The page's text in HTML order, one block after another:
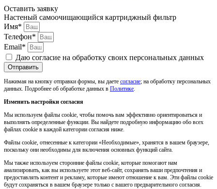
Оставить заявку
Настеный самоочищающийся картриджный фильтр
Имя*
Телефон*
Email*
Даю согласие на обработку своих персональных данных
Отправить
Нажимая на кнопку отправки формы, вы даете согласие; на обработку персональных
данных. Подробнее об обработке данных в Политике.
Изменить настройки согласия
Мы используем файлы cookie, чтобы помочь вам эффективно ориентироваться и
выполнять определенные функции. Вы найдете подробную информацию обо всех
файлах cookie в каждой категории согласия ниже.
Файлы cookie, отнесенные к категории «Необходимые», хранятся в вашем браузере,
поскольку они необходимы для включения основных функций сайта.
Мы также используем сторонние файлы cookie, которые помогают нам
анализировать, как вы используете этот веб-сайт, сохранять ваши предпочтения и
предоставлять контент и рекламу, которые имеют отношение к вам. Эти файлы cookie
будут сохраняться в вашем браузере только с вашего предварительного согласия.